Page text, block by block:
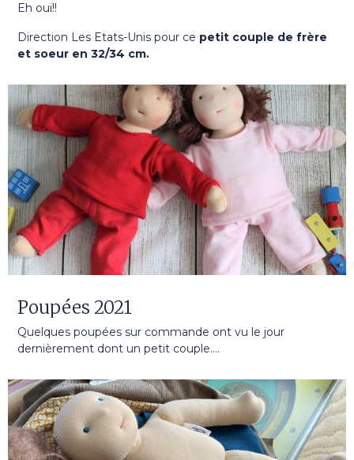
Eh oui!!
Direction Les Etats-Unis pour ce petit couple de frère
et soeur en 32/34 cm.
Poupées 2021
Quelques poupées sur commande ont vu le jour
dernièrement dont un petit couple....